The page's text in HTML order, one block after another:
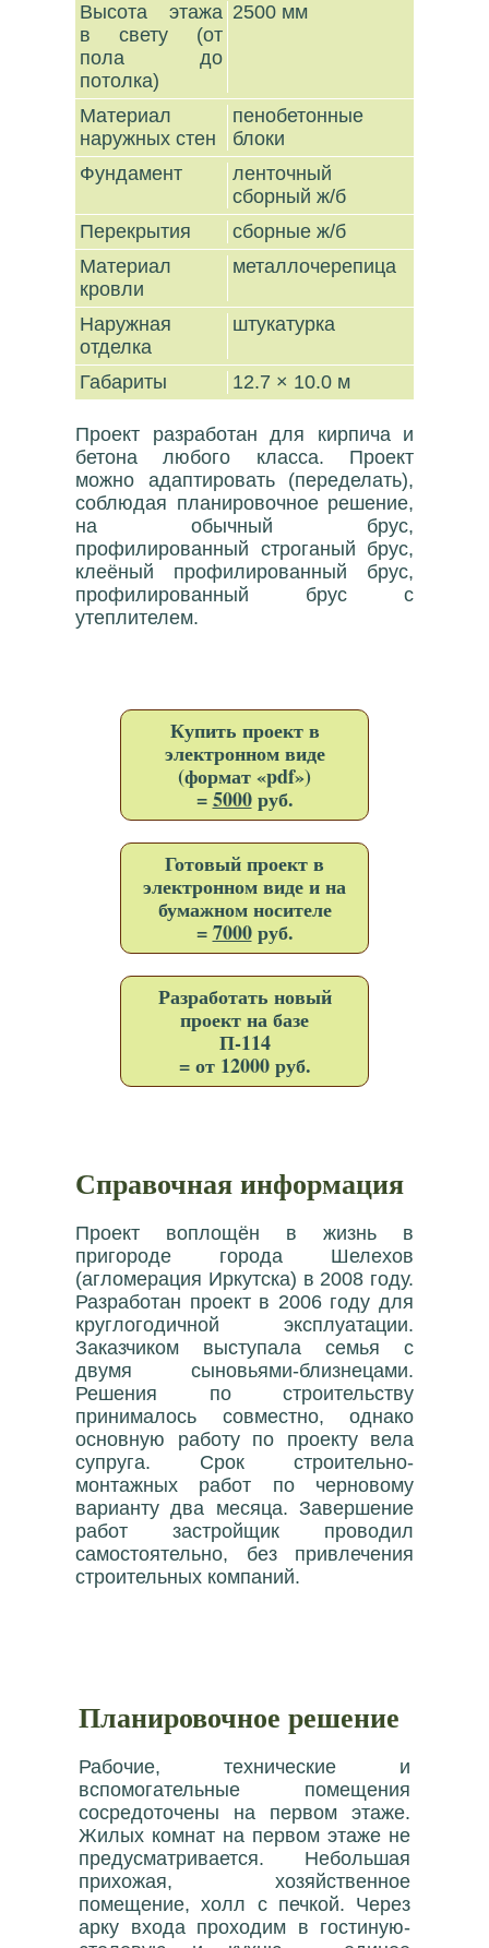
Высота этажа
в свету (от
пола до
потолка)
2500 мм
Материал
наружных стен
пенобетонные
блоки
Фундамент
ленточный
сборный ж/б
Перекрытия
сборные ж/б
Материал
кровли
металлочерепица
Наружная
отделка
штукатурка
Габариты 12.7 × 10.0 м
Проект разработан для кирпича и
бетона любого класса. Проект
можно адаптировать (переделать),
соблюдая планировочное решение,
на обычный брус,
профилированный строганый брус,
клеёный профилированный брус,
профилированный брус с
утеплителем.
Купить проект в
электронном виде
(формат «pdf»)
=5000руб.
Готовый проект в
электронном виде и на
бумажном носителе
=7000руб.
Разработать новый
проект на базе
П-114
= от 12000 руб.
Справочная информация
Проект воплощён в жизнь в
пригороде города Шелехов
(агломерация Иркутска) в 2008 году.
Разработан проект в 2006 году для
круглогодичной эксплуатации.
Заказчиком выступала семья с
двумя сыновьями-близнецами.
Решения по строительству
принималось совместно, однако
основную работу по проекту вела
супруга. Срок строительно-
монтажных работ по черновому
варианту два месяца. Завершение
работ застройщик проводил
самостоятельно, без привлечения
строительных компаний.
Планировочное решение
Рабочие, технические и
вспомогательные помещения
сосредоточены на первом этаже.
Жилых комнат на первом этаже не
предусматривается. Небольшая
прихожая, хозяйственное
помещение, холл с печкой. Через
арку входа проходим в гостиную-